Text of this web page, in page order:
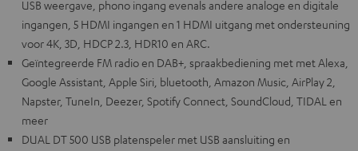
USB weergave, phono ingang evenals andere analoge en digitale
ingangen, 5 HDMI ingangen en 1 HDMI uitgang met ondersteuning
voor 4K, 3D, HDCP 2.3, HDR10 en ARC.
Geïntegreerde FM radio en DAB+, spraakbediening met met Alexa,
Google Assistant, Apple Siri, bluetooth, Amazon Music, AirPlay 2,
Napster, TuneIn, Deezer, Spotify Connect, SoundCloud, TIDAL en
meer
DUAL DT 500 USB platenspeler met USB aansluiting en